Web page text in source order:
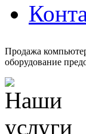
Продажа
оборудование